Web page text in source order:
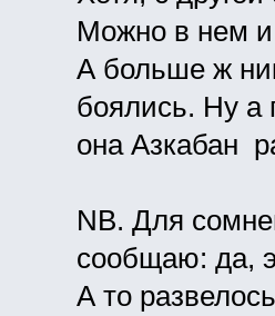
Можно в нем и
А больше ж
боялись. Ну а
она Азкабан
NB. Для
сообщаю: да,
А то